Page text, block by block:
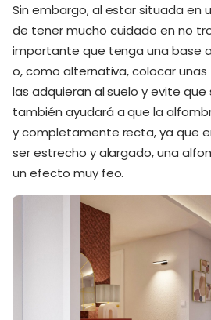
Sin embargo, al estar situada en
de tener mucho cuidado en no
importante que tenga una base
o, como alternativa, colocar
las adquieran al suelo y evite que
también ayudará a que la
y completamente recta, ya que
ser estrecho y alargado, una
un efecto muy feo.